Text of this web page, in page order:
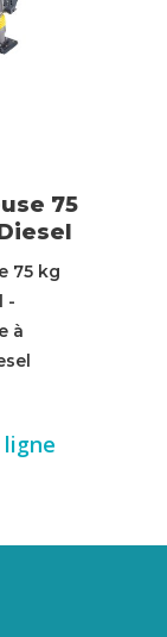
75
75 kg
-
à
ligne